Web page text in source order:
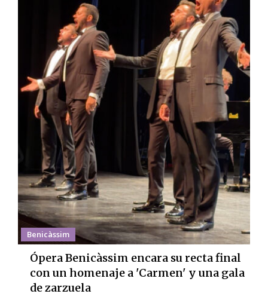
Benicàssim
Ópera Benicàssim encara su recta final
con un homenaje a 'Carmen' y una gala
de zarzuela